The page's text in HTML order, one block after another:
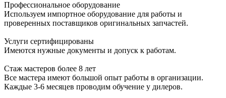
Профессиональное оборудование
Используем импортное оборудование для работы и
проверенных поставщиков оригинальных запчастей.
Услуги сертифицированы
Имеются нужные документы и допуск к работам.
Стаж мастеров более 8 лет
Все мастера имеют большой опыт работы в организации.
Каждые 3-6 месяцев проводим обучение у дилеров.